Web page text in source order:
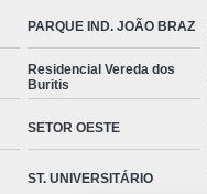
PARQUE IND. JOÃO BRAZ
Residencial Vereda dos
Buritis
SETOR OESTE
ST. UNIVERSITÁRIO